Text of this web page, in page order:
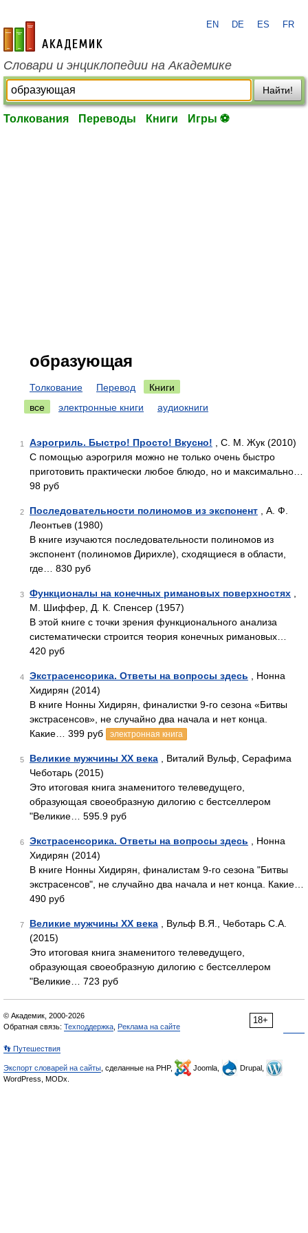
academic.ru
EN DE ES FR
Словари и энциклопедии на Академике
Найти!
Толкования Переводы Книги Игры ⚽
образующая
Толкование Перевод
Книги
все
электронные книги аудиокниги
1 Аэрогриль. Быстро! Просто! Вкусно! , С. М. Жук (2010)
С помощью аэрогриля можно не только очень быстро
приготовить практически любое блюдо, но и максимально…
98 руб
2 Последовательности полиномов из экспонент , А. Ф.
Леонтьев (1980)
В книге изучаются последовательности полиномов из
экспонент (полиномов Дирихле), сходящиеся в об­ласти,
где… 830 руб
3 Функционалы на конечных римановых поверхностях
М. Шиффер, Д. К. Спенсер (1957)
В этой книге с точки зрения функционального анализа
систематически строится теория конечных римановых…
420 руб
4 Экстрасенсорика. Ответы на вопросы здесь , Нонна
Хидирян (2014)
В книге Нонны Хидирян, финалистки 9-го сезона «Битвы
экстрасенсов», не случайно два начала и нет конца.
Какие… 399 руб
электронная книга
5 Великие мужчины XX века , Виталий Вульф, Серафима
Чеботарь (2015)
Это итоговая книга знаменитого телеведущего,
образующая своеобразную дилогию с бестселлером
"Великие… 595.9 руб
6 Экстрасенсорика. Ответы на вопросы здесь , Нонна
Хидирян (2014)
В книге Нонны Хидирян, финалистам 9-го сезона "Битвы
экстрасенсов", не случайно два начала и нет конца. Какие…
490 руб
7 Великие мужчины XX века , Вульф В.Я., Чеботарь С.А.
(2015)
Это итоговая книга знаменитого телеведущего,
образующая своеобразную дилогию с бестселлером
"Великие… 723 руб
18+
© Академик, 2000-2026
Обратная связь: Техподдержка Реклама на сайте
👣 Путешествия
Экспорт словарей на сайты , сделанные на PHP, Joomla,
Drupal,
WordPress, MODx.